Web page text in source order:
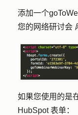
添加一个
您的网络研讨会
如果您使用的是
HubSpot 表单：